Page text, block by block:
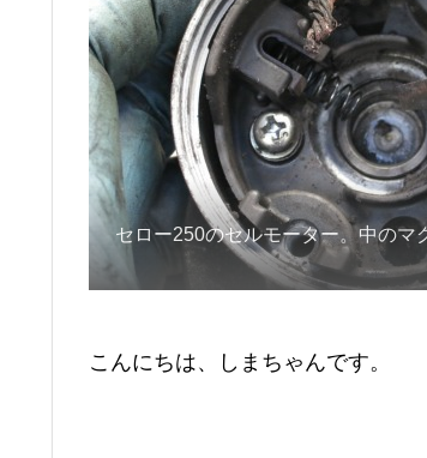
セロー250のセルモーター。中のマ
こんにちは、しまちゃんです。